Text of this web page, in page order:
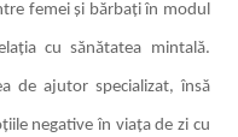
femei și bărbați în modul
cu sănătatea mintală.
de ajutor specializat, însă
negative în viața de zi cu